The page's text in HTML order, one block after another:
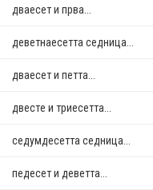
дваесет и прва...
деветнаесетта седница...
дваесет и петта...
двестe и триесетта...
седумдесетта седница...
педесет и деветта...